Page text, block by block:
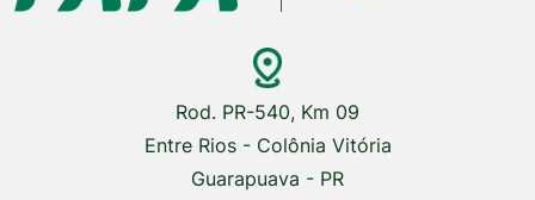
Rod. PR-540, Km 09
Entre Rios - Colônia Vitória
Guarapuava - PR